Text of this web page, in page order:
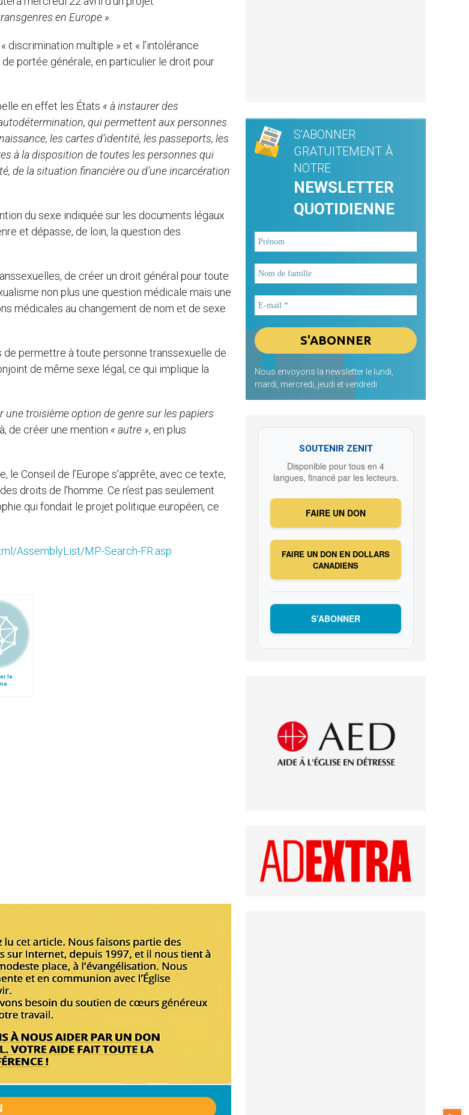
en Europe »
multiple » et « l’intolérance
portée générale, en particulier le droit pour
en effet les États « à instaurer des
qui permettent aux personnes
les cartes d’identité, les passeports, les
à la disposition de toutes les personnes qui
de la situation financière ou d’une incarcération
du sexe indiquée sur les documents légaux
et dépasse, de loin, la question des
de créer un droit général pour toute
non plus une question médicale mais une
médicales au changement de nom et de sexe
permettre à toute personne transsexuelle de
de même sexe légal, ce qui implique la
une troisième option de genre sur les papiers
de créer une mention « autre », en plus
le Conseil de l’Europe s’apprête, avec ce texte,
droits de l’homme. Ce n’est pas seulement
qui fondait le projet politique européen, ce
AssemblyList/MP-Search-FR.asp
le
S'ABONNER
GRATUITEMENT À
NOTRE
NEWSLETTER
QUOTIDIENNE
Nous envoyons la newsletter le lundi,
mardi, mercredi, jeudi et vendredi
SOUTENIR ZENIT
Disponible pour tous en 4
langues, financé par les lecteurs.
FAIRE UN DON
FAIRE UN DON EN DOLLARS
CANADIENS
S’ABONNER